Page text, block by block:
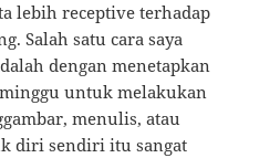
lebih receptive terhadap
Salah satu cara saya
dengan menetapkan
untuk melakukan
menulis, atau
diri sendiri itu sangat